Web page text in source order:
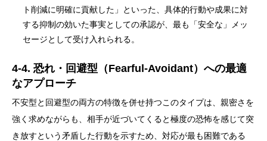
ト削減に明確に貢献した」といった、具体的行動や成果に対
する抑制の効いた事実としての承認が、最も「安全な」メッ
セージとして受け入れられる。
4-4. 恐れ・回避型（Fearful-Avoidant）への最適
なアプローチ
不安型と回避型の両方の特徴を併せ持つこのタイプは、親密さを
強く求めながらも、相手が近づいてくると極度の恐怖を感じて突
き放すという矛盾した行動を示すため、対応が最も困難である